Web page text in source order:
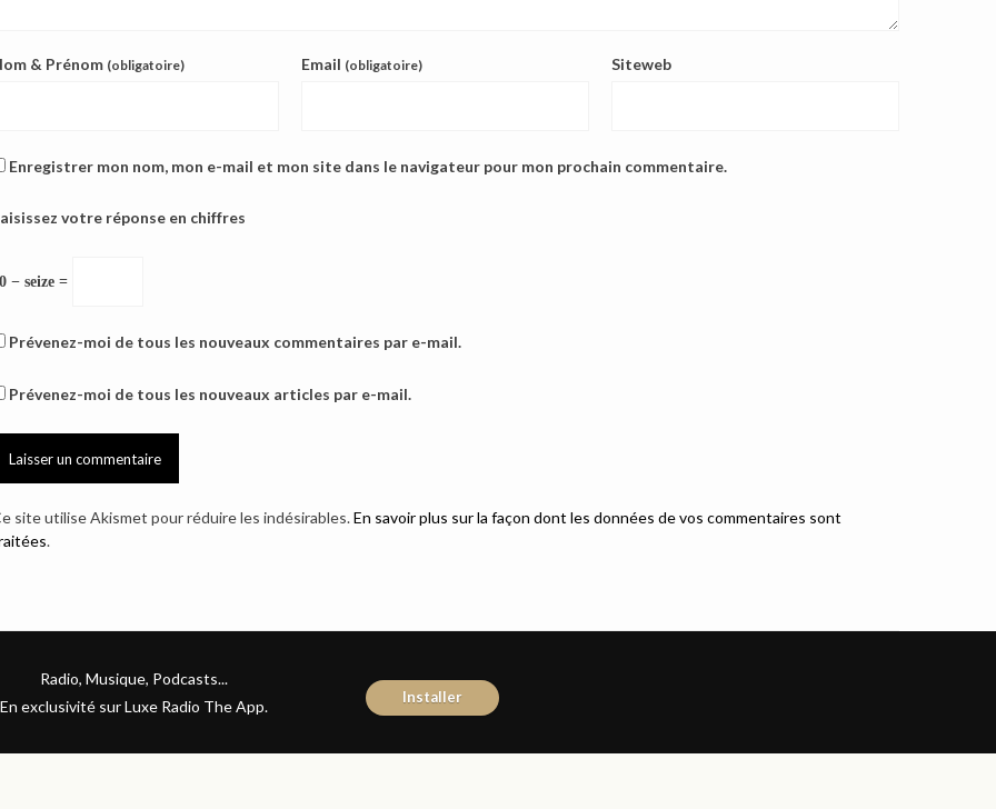
& Prénom (obligatoire) Email (obligatoire) Siteweb
Enregistrer mon nom, mon e-mail et mon site dans le navigateur pour mon prochain commentaire.
votre réponse en chiffres
− seize =
Prévenez-moi de tous les nouveaux commentaires par e-mail.
Prévenez-moi de tous les nouveaux articles par e-mail.
site utilise Akismet pour réduire les indésirables.En savoir plus sur la façon dont les données de vos commentaires sont
.
Radio, Musique, Podcasts...
En exclusivité sur Luxe Radio The App.
Installer